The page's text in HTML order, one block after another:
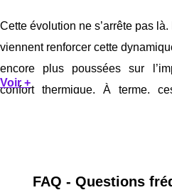
Cette évolution ne s’arrête pas
viennent renforcer cette
encore plus poussées sur
confort thermique. À terme,
Voir +
FAQ - Questions